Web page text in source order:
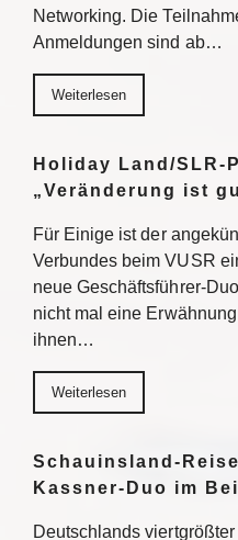
Networking. Die
Anmeldungen sind ab…
Weiterlesen
Holiday Land/SLR-
„Veränderung ist
Für Einige ist der
Verbundes beim VUSR
neue Geschäftsführer-
nicht mal eine
ihnen…
Weiterlesen
Schauinsland-
Kassner-Duo im
Deutschlands